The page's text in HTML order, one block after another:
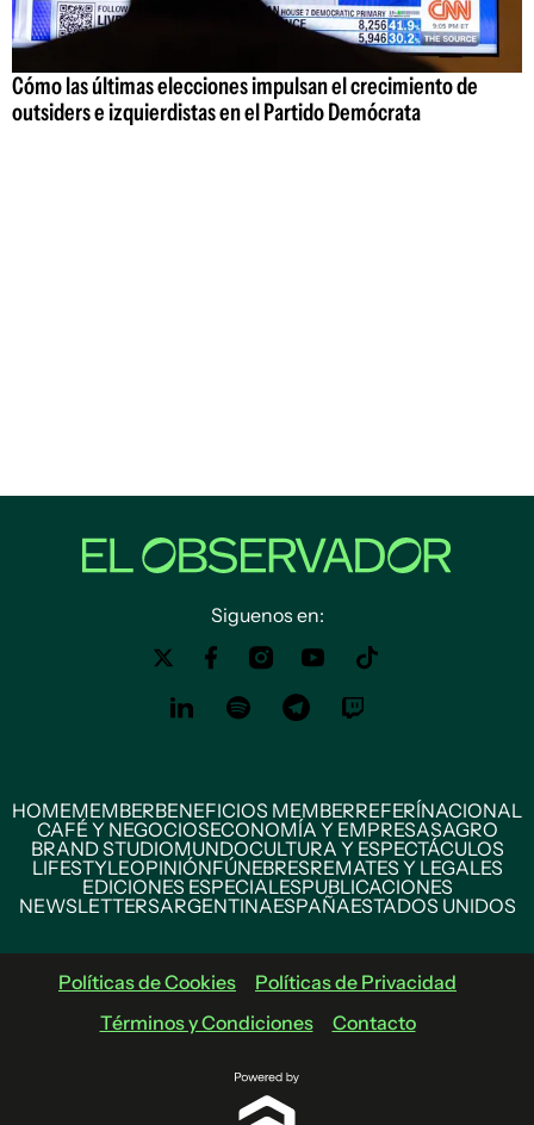
Cómo las últimas elecciones impulsan el crecimiento de
outsiders e izquierdistas en el Partido Demócrata
Siguenos en:
HOMEMEMBERBENEFICIOS MEMBERREFERÍNACIONAL
CAFÉ Y NEGOCIOSECONOMÍA Y EMPRESASAGRO
BRAND STUDIOMUNDOCULTURA Y ESPECTÁCULOS
LIFESTYLEOPINIÓNFÚNEBRESREMATES Y LEGALES
EDICIONES ESPECIALESPUBLICACIONES
NEWSLETTERSARGENTINAESPAÑAESTADOS UNIDOS
Políticas de Cookies
Políticas de Privacidad
Términos y Condiciones
Contacto